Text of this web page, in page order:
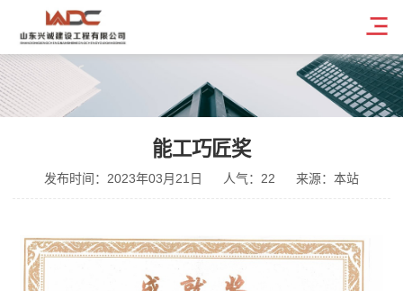
能工巧匠奖
发布时间：2023年03月21日 人气：22 来源：本站